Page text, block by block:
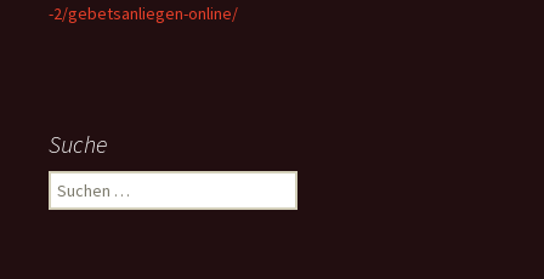
-2/gebetsanliegen-online/
Suche
Suchen
nach: